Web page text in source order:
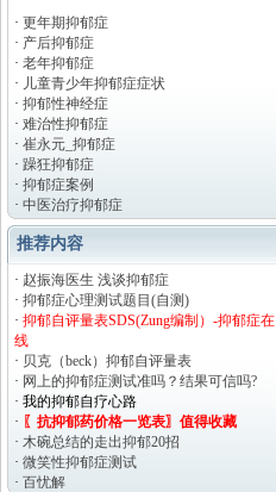
· 更年期抑郁症
· 产后抑郁症
· 老年抑郁症
· 儿童青少年抑郁症症状
· 抑郁性神经症
· 难治性抑郁症
· 崔永元_抑郁症
· 躁狂抑郁症
· 抑郁症案例
· 中医治疗抑郁症
推荐内容
· 赵振海医生 浅谈抑郁症
· 抑郁症心理测试题目(自测)
· 抑郁自评量表SDS(Zung编制）-抑郁症在
线
· 贝克（beck）抑郁自评量表
· 网上的抑郁症测试准吗？结果可信吗?
· 我的抑郁自疗心路
· 〖抗抑郁药价格一览表〗值得收藏
· 木碗总结的走出抑郁20招
· 微笑性抑郁症测试
· 百忧解